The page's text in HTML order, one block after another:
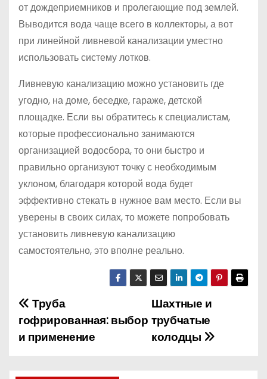
от дождеприемников и пролегающие под землей.
Выводится вода чаще всего в коллекторы, а вот
при линейной ливневой канализации уместно
использовать систему лотков.
Ливневую канализацию можно установить где
угодно, на доме, беседке, гараже, детской
площадке. Если вы обратитесь к специалистам,
которые профессионально занимаются
организацией водосбора, то они быстро и
правильно организуют точку с необходимым
уклоном, благодаря которой вода будет
эффективно стекать в нужное вам место. Если вы
уверены в своих силах, то можете попробовать
установить ливневую канализацию
самостоятельно, это вполне реально.
Н
а
Шахтные и
трубчатые
колодцы
Труба
гофрированная: выбор
и применение